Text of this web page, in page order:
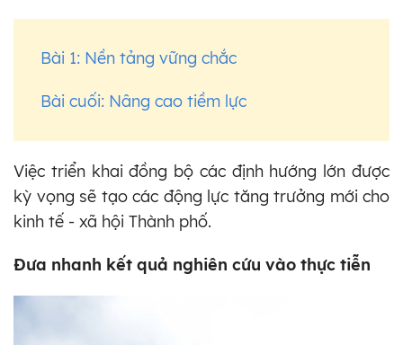
Bài 1: Nền tảng vững chắc
Bài cuối: Nâng cao tiềm lực
Việc triển khai đồng bộ các định hướng lớn được
kỳ vọng sẽ tạo các động lực tăng trưởng mới cho
kinh tế - xã hội Thành phố.
Đưa nhanh kết quả nghiên cứu vào thực tiễn